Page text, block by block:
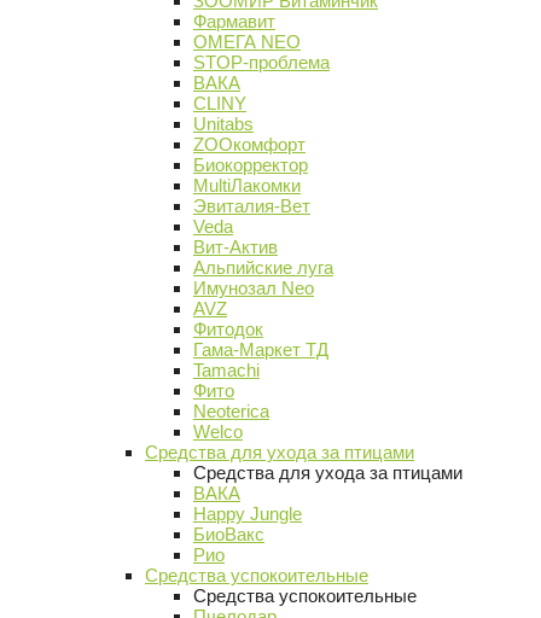
Фармавит
ОМЕГА NEO
STOP-проблема
ВАКА
CLINY
Unitabs
ZOOкомфорт
Биокорректор
MultiЛакомки
Эвиталия-Вет
Veda
Вит-Актив
Альпийские луга
Имунозал Neo
AVZ
Фитодок
Гама-Маркет ТД
Tamachi
Фито
Neoterica
Welco
Средства для ухода за птицами
Средства для ухода за птицами
ВАКА
Happy Jungle
БиоВакс
Рио
Средства успокоительные
Средства успокоительные